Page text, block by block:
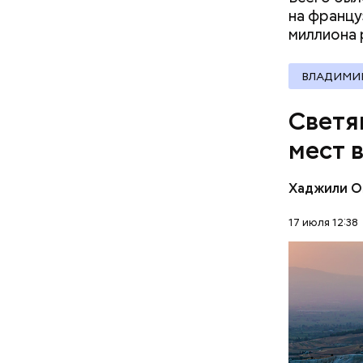
на
мест
Хаджили
17 июля 12:38
сделаны
Подход
всей